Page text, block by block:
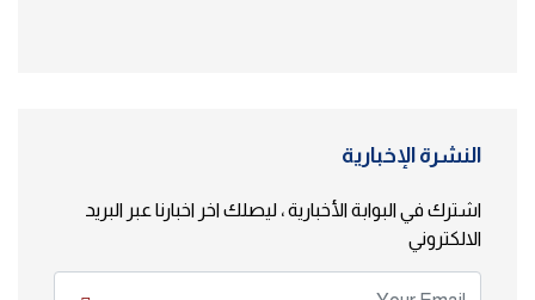
النشرة الإخبارية
اشترك في البوابة الأخبارية ، ليصلك اخر اخبارنا عبر البريد
الالكتروني